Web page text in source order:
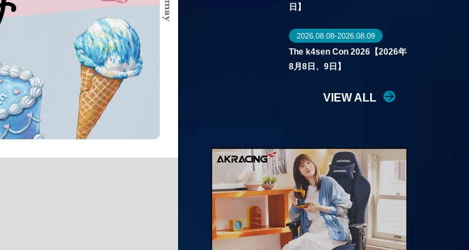
日】
2026.08.08-2026.08.09
The k4sen Con 2026【2026年
8月8日、9日】
VIEW ALL